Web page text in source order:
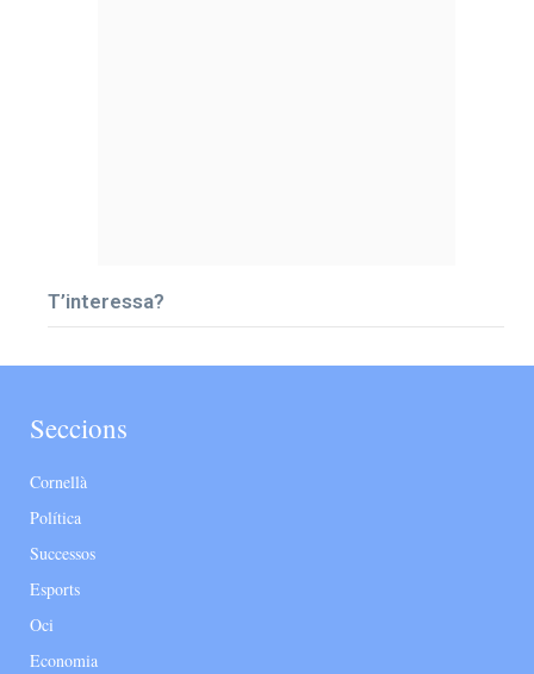
T’interessa?
Seccions
Cornellà
Política
Successos
Esports
Oci
Economia